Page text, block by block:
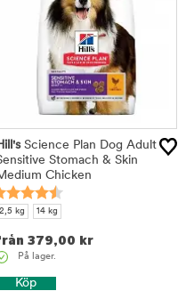
Science Plan Dog Adult
Stomach & Skin
Chicken
2,5 kg 14 kg
379,00 kr
På lager.
Köp